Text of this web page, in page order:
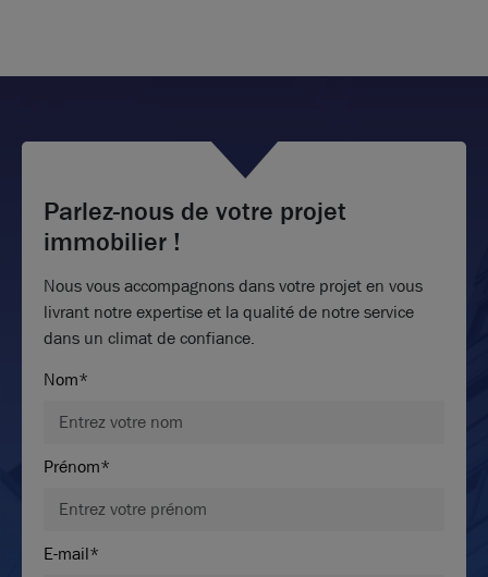
Parlez-nous de votre projet
immobilier !
Nous vous accompagnons dans votre projet en vous
livrant notre expertise et la qualité de notre service
dans un climat de confiance.
Nom*
Prénom*
E-mail*